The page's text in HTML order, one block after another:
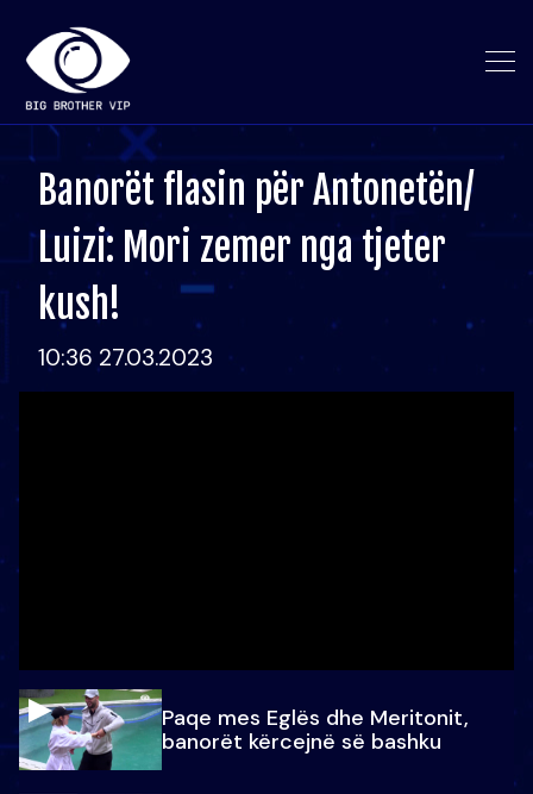
Banorët flasin për Antonetën/
Luizi: Mori zemer nga tjeter
kush!
10:36 27.03.2023
Paqe mes Eglës dhe Meritonit,
banorët kërcejnë së bashku